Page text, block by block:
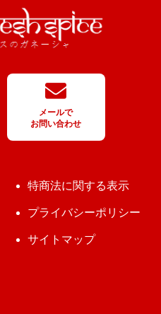
メールで
お問い合わせ
特商法に関する表示
プライバシーポリシー
サイトマップ